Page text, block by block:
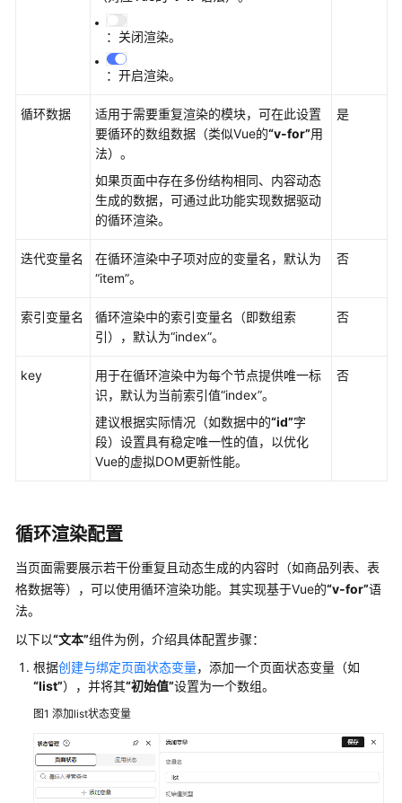
户
使
南
程
擎
使
南
规
则
擎
使
：关闭渲染。
：开启渲染。
循环数据
适用于需要重复渲染的模块，可在此设置
要循环的数组数据（类似Vue的“v-for”用
法）。
如果页面中存在多份结构相同、内容动态
生成的数据，可通过此功能实现数据驱动
的循环渲染。
是
迭代变量名
在循环渲染中子项对应的变量名，默认为
“item”。
否
索引变量名
循环渲染中的索引变量名（即数组索
引），默认为“index”。
否
key
用于在循环渲染中为每个节点提供唯一标
识，默认为当前索引值“index”。
建议根据实际情况（如数据中的“id”字
段）设置具有稳定唯一性的值，以优化
Vue的虚拟DOM更新性能。
否
循环渲染配置
当页面需要展示若干份重复且动态生成的内容时（如商品列表、表
格数据等），可以使用循环渲染功能。其实现基于Vue的“v-for”语
法。
以下以“文本”组件为例，介绍具体配置步骤：
根据创建与绑定页面状态变量，添加一个页面状态变量（如
“list”），并将其“初始值”设置为一个数组。
图1 添加list状态变量